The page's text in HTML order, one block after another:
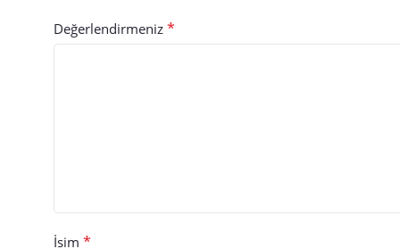
Değerlendirmeniz *
İsim *